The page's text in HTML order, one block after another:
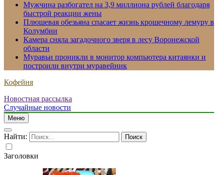
Мужчина разбогател на 3,9 миллиона рублей благодаря
быстрой реакции жены
Плюшевая обезьяна спасает жизнь крошечному лемуру в
Колумбии
Камера сняла загадочного зверя в лесу Воронежской
области
Муравьи проникли в монитор компьютера китаянки и
построили внутри муравейник
Кофейня
Новостная рассылка
Случайные новости
Меню
Найти:
Заголовки